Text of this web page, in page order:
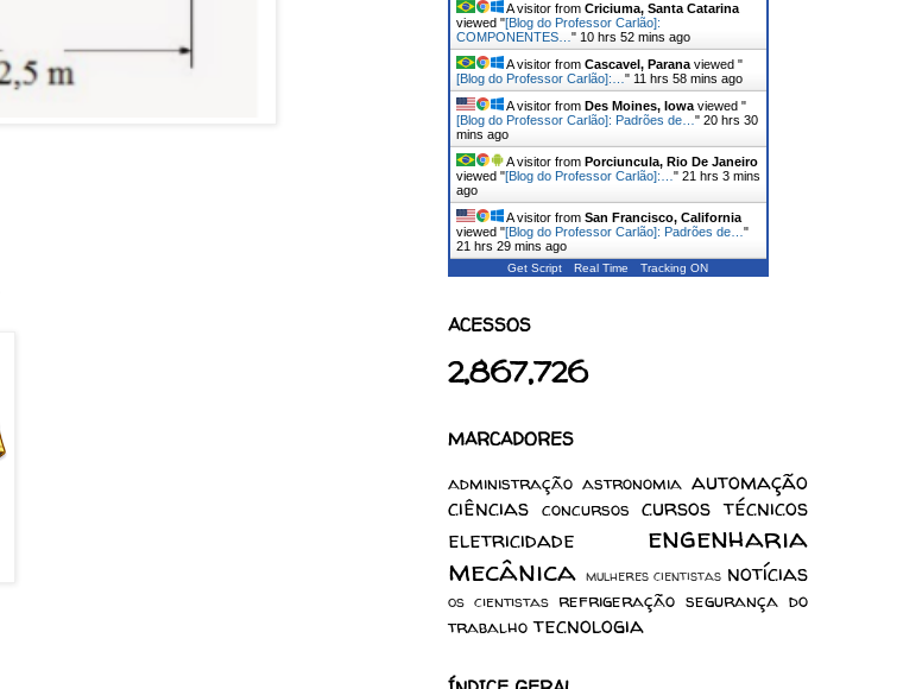
A visitor from Criciuma, Santa Catarina
viewed "[Blog do Professor Carlão]:
COMPONENTES… " 10 hrs 52 mins ago
A visitor from Cascavel, Paranaviewed "
[Blog do Professor Carlão]:… " 11 hrs 58 mins ago
A visitor from Des Moines, Iowaviewed "
[Blog do Professor Carlão]: Padrões de… " 20 hrs 30
mins ago
A visitor from Porciuncula, Rio De Janeiro
viewed "[Blog do Professor Carlão]:… " 21 hrs 4 mins
ago
A visitor from San Francisco, California
viewed "[Blog do Professor Carlão]: Padrões de… "
21 hrs 29 mins ago
Get Script Real Time Tracking ON
ACESSOS
2,867,726
MARCADORES
administração astronomia automação
ciências concursos cursos técnicos
eletricidade
engenharia
mecânica mulheres cientistas notícias
os cientistas refrigeração segurança do
trabalho tecnologia